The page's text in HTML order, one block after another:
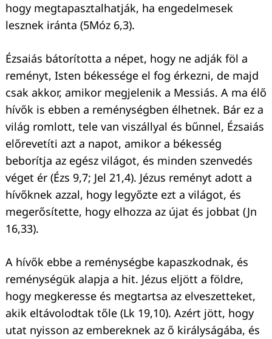
hogy megtapasztalhatják, ha engedelmesek
lesznek iránta (5Móz 6,3).
Ézsaiás bátorította a népet, hogy ne adják föl a
reményt, Isten békessége el fog érkezni, de majd
csak akkor, amikor megjelenik a Messiás. A ma élő
hívők is ebben a reménységben élhetnek. Bár ez a
világ romlott, tele van viszállyal és bűnnel, Ézsaiás
előrevetíti azt a napot, amikor a békesség
beborítja az egész világot, és minden szenvedés
véget ér (Ézs 9,7; Jel 21,4). Jézus reményt adott a
hívőknek azzal, hogy legyőzte ezt a világot, és
megerősítette, hogy elhozza az újat és jobbat (Jn
16,33).
A hívők ebbe a reménységbe kapaszkodnak, és
reménységük alapja a hit. Jézus eljött a földre,
hogy megkeresse és megtartsa az elveszetteket,
akik eltávolodtak tőle (Lk 19,10). Azért jött, hogy
utat nyisson az embereknek az ő királyságába, és
Keresés: